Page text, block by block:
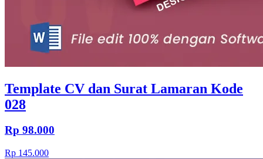
Template CV dan Surat Lamaran Kode
028
Rp 98.000
Rp 145.000